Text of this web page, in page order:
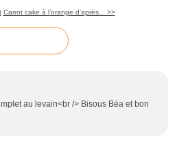
Carrot cake à l’orange d’après... >>
au levain<br /> Bisous Béa et bon